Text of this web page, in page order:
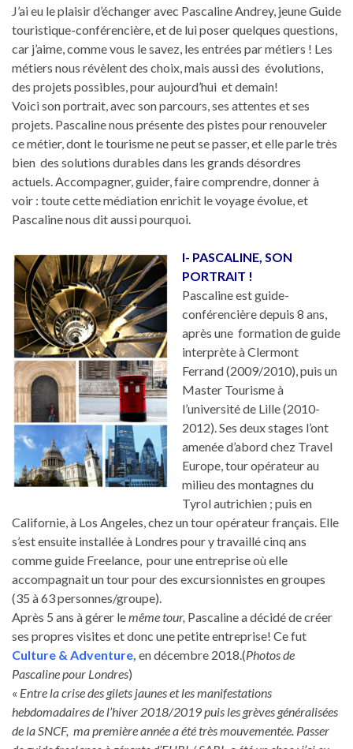
J’ai eu le plaisir d’échanger avec Pascaline Andrey, jeune Guide
touristique-conférencière, et de lui poser quelques questions,
car j’aime, comme vous le savez, les entrées par métiers ! Les
métiers nous révèlent des choix, mais aussi des évolutions,
des projets possibles, pour aujourd’hui et demain!
Voici son portrait, avec son parcours, ses attentes et ses
projets. Pascaline nous présente des pistes pour renouveler
ce métier, dont le tourisme ne peut se passer, et elle parle très
bien des solutions durables dans les grands désordres
actuels. Accompagner, guider, faire comprendre, donner à
voir : toute cette médiation enrichit le voyage évolue, et
Pascaline nous dit aussi pourquoi.
I- PASCALINE, SON
PORTRAIT !
Pascaline est guide-
conférencière depuis 8 ans,
après une formation de guide
interprète à Clermont
Ferrand (2009/2010), puis un
Master Tourisme à
l’université de Lille (2010-
2012). Ses deux stages l’ont
amenée d’abord chez Travel
Europe, tour opérateur au
milieu des montagnes du
Tyrol autrichien ; puis en
Californie, à Los Angeles, chez un tour opérateur français. Elle
s’est ensuite installée à Londres pour y travaillé cinq ans
comme guide Freelance, pour une entreprise où elle
accompagnait un tour pour des excursionnistes en groupes
(35 à 63 personnes/groupe).
Après 5 ans à gérer lemême tour, Pascaline a décidé de créer
ses propres visites et donc une petite entreprise! Ce fut
Culture & Adventure, en décembre 2018.(Photos de
Pascaline pour Londres)
« Entre la crise des gilets jaunes et les manifestations
hebdomadaires de l’hiver 2018/2019 puis les grèves généralisées
de la SNCF, ma première année a été très mouvementée. Passer